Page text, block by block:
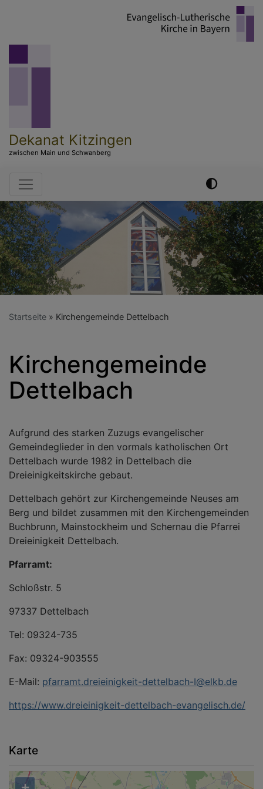
Dekanat Kitzingen
zwischen Main und Schwanberg
Hauptnavigation
Startseite Kirchengemeinde Dettelbach
Kirchengemeinde
Dettelbach
Aufgrund des starken Zuzugs evangelischer
Gemeindeglieder in den vormals katholischen Ort
Dettelbach wurde 1982 in Dettelbach die
Dreieinigkeitskirche gebaut.
Dettelbach gehört zur Kirchengemeinde Neuses am
Berg und bildet zusammen mit den Kirchengemeinden
Buchbrunn, Mainstockheim und Schernau die Pfarrei
Dreieinigkeit Dettelbach.
Pfarramt:
Schloßstr. 5
97337 Dettelbach
Tel: 09324-735
Fax: 09324-903555
E-Mail: pfarramt.dreieinigkeit-dettelbach-I@elkb.de
https://www.dreieinigkeit-dettelbach-evangelisch.de/
Karte